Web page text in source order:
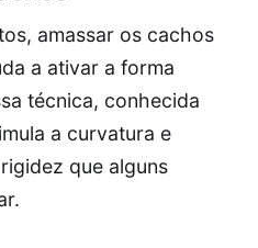
amassar os cachos
a ativar a forma
técnica, conhecida
a curvatura e
que alguns